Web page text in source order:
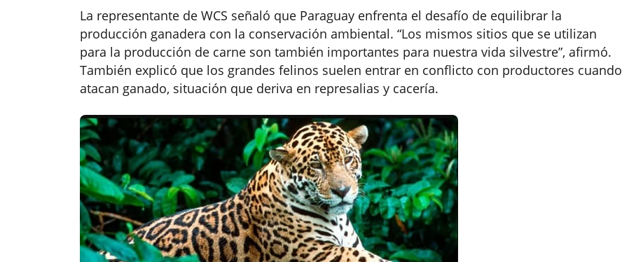
La representante de WCS señaló que Paraguay enfrenta el desafío de equilibrar la
producción ganadera con la conservación ambiental. “Los mismos sitios que se utilizan
para la producción de carne son también importantes para nuestra vida silvestre”, afirmó.
También explicó que los grandes felinos suelen entrar en conflicto con productores cuando
atacan ganado, situación que deriva en represalias y cacería.